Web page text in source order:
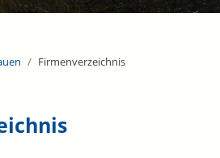
Firmenverzeichnis